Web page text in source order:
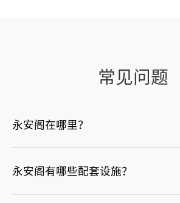
常见问题
永安阁在哪里？
永安阁有哪些配套设施？